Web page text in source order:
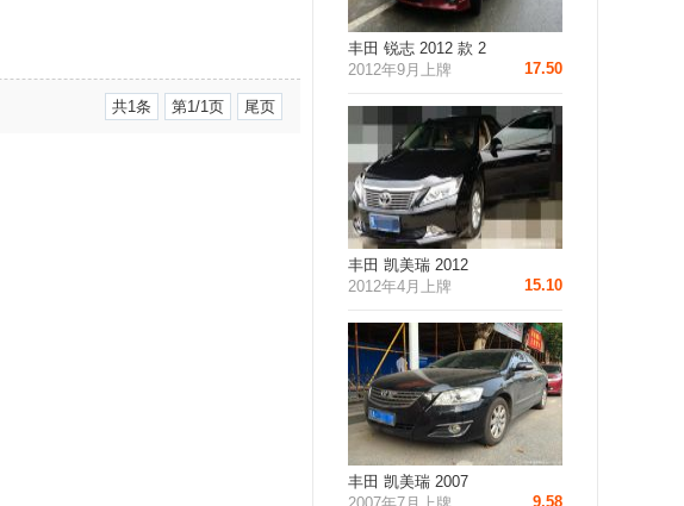
共1条 第1/1页 尾页
丰田 锐志 2012 款 2
2012年9月上牌
17.50
丰田 凯美瑞 2012
2012年4月上牌
15.10
丰田 凯美瑞 2007
9.58